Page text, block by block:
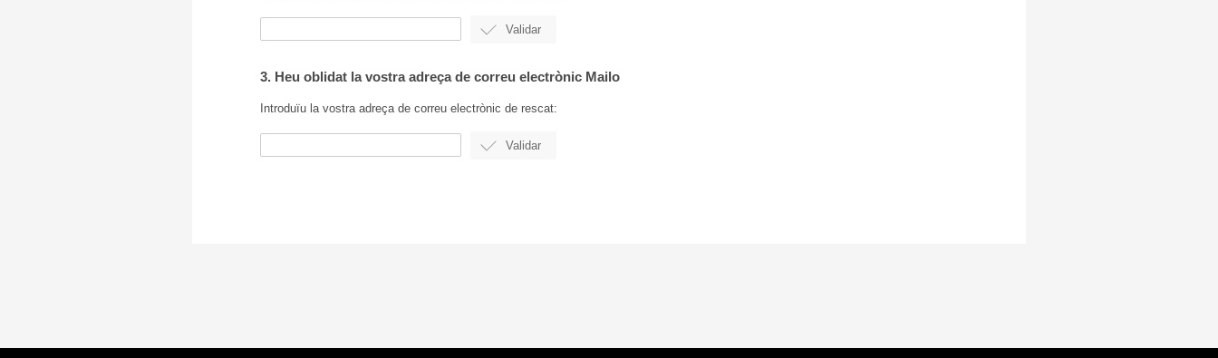
3. Heu oblidat la vostra adreça de correu electrònic Mailo
Introduïu la vostra adreça de correu electrònic de rescat: